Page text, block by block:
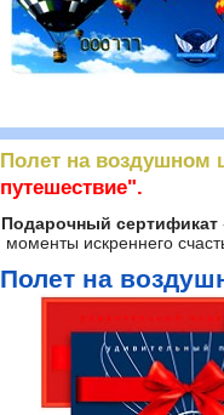
Полет на воздушном
путешествие".
Подарочный сертификат
моменты искреннего
Полет на